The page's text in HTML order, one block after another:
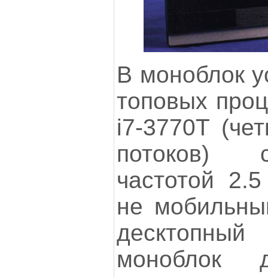
В моноблок
топовых
i7-3770T
потоков)
частотой
не
моноблок